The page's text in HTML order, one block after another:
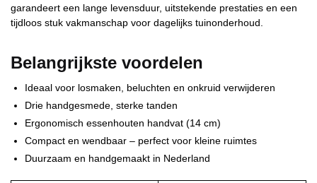
garandeert een lange levensduur, uitstekende prestaties en een
tijdloos stuk vakmanschap voor dagelijks tuinonderhoud.
Belangrijkste voordelen
Ideaal voor losmaken, beluchten en onkruid verwijderen
Drie handgesmede, sterke tanden
Ergonomisch essenhouten handvat (14 cm)
Compact en wendbaar – perfect voor kleine ruimtes
Duurzaam en handgemaakt in Nederland